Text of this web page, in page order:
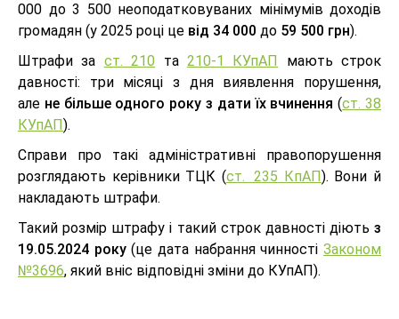
000 до 3 500 неоподатковуваних мінімумів доходів
громадян (у 2025 році це від 34 000 до 59 500 грн).
Штрафи за ст. 210 та 210-1 КУпАП мають строк
давності: три місяці з дня виявлення порушення,
але не більше одного року з дати їх вчинення (ст. 38
КУпАП).
Справи про такі адміністративні правопорушення
розглядають керівники ТЦК (ст. 235 КпАП). Вони й
накладають штрафи.
Такий розмір штрафу і такий строк давності діють з
19.05.2024 року(це дата набрання чинностіЗаконом
№3696, який вніс відповідні зміни до КУпАП).